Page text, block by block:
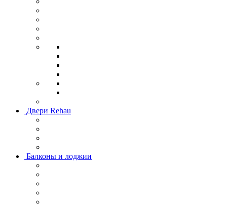
Двери Rehau
Балконы и лоджии